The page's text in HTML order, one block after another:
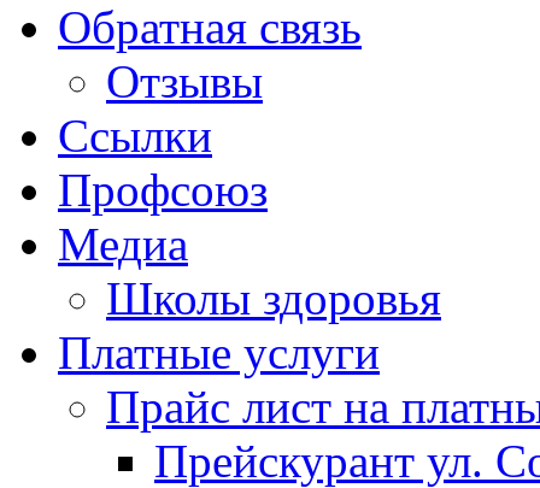
Обратная связь
Отзывы
Ссылки
Профсоюз
Медиа
Школы здоровья
Платные услуги
Прайс лист на
Прейскурант ул.